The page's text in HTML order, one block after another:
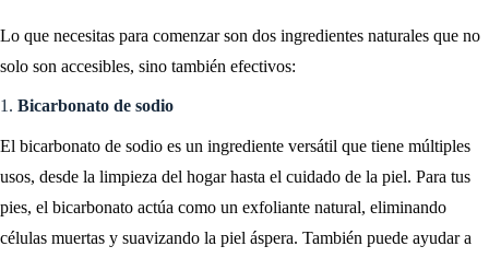
Lo que necesitas para comenzar son dos ingredientes naturales que no
solo son accesibles, sino también efectivos:
1. Bicarbonato de sodio
El bicarbonato de sodio es un ingrediente versátil que tiene múltiples
usos, desde la limpieza del hogar hasta el cuidado de la piel. Para tus
pies, el bicarbonato actúa como un exfoliante natural, eliminando
células muertas y suavizando la piel áspera. También puede ayudar a